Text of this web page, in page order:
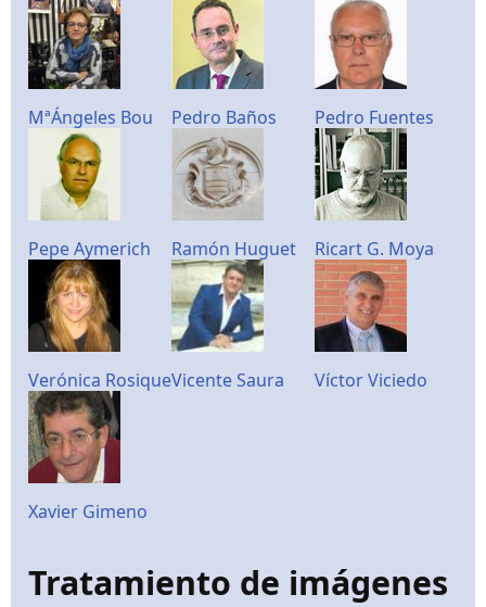
MªÁngeles Bou Pedro Baños Pedro Fuentes
Pepe Aymerich Ramón Huguet Ricart G. Moya
Verónica RosiqueVicente Saura Víctor Viciedo
Xavier Gimeno
Tratamiento de imágenes